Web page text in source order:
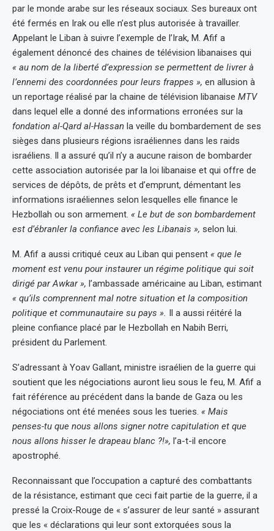
par le monde arabe sur les réseaux sociaux. Ses bureaux ont
été fermés en Irak ou elle n’est plus autorisée à travailler.
Appelant le Liban à suivre l’exemple de l’Irak, M. Afif a
également dénoncé des chaines de télévision libanaises qui
« au nom de la liberté d’expression se permettent de livrer à
l’ennemi des coordonnées pour leurs frappes », en allusion à
un reportage réalisé par la chaine de télévision libanaise MTV
dans lequel elle a donné des informations erronées sur la
fondation al-Qard al-Hassan la veille du bombardement de ses
sièges dans plusieurs régions israéliennes dans les raids
israéliens. Il a assuré qu’il n’y a aucune raison de bombarder
cette association autorisée par la loi libanaise et qui offre de
services de dépôts, de prêts et d’emprunt, démentant les
informations israéliennes selon lesquelles elle finance le
Hezbollah ou son armement. « Le but de son bombardement
est d’ébranler la confiance avec les Libanais », selon lui.
M. Afif a aussi critiqué ceux au Liban qui pensent « que le
moment est venu pour instaurer un régime politique qui soit
dirigé par Awkar », l’ambassade américaine au Liban, estimant
« qu’ils comprennent mal notre situation et la composition
politique et communautaire su pays ». Il a aussi réitéré la
pleine confiance placé par le Hezbollah en Nabih Berri,
président du Parlement.
S’adressant à Yoav Gallant, ministre israélien de la guerre qui
soutient que les négociations auront lieu sous le feu, M. Afif a
fait référence au précédent dans la bande de Gaza ou les
négociations ont été menées sous les tueries. « Mais
penses-tu que nous allons signer notre capitulation et que
nous allons hisser le drapeau blanc ?!», l’a-t-il encore
apostrophé.
Reconnaissant que l’occupation a capturé des combattants
de la résistance, estimant que ceci fait partie de la guerre, il a
pressé la Croix-Rouge de « s’assurer de leur santé » assurant
que les « déclarations qui leur sont extorquées sous la